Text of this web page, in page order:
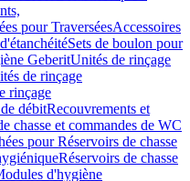
pour TraverséesAccessoires
Sets de boulon pour
GeberitUnités de rinçage
de rinçage
rinçage
débitRecouvrements et
chasse et commandes de WC
pour Réservoirs de chasse
Réservoirs de chasse
d'hygiène